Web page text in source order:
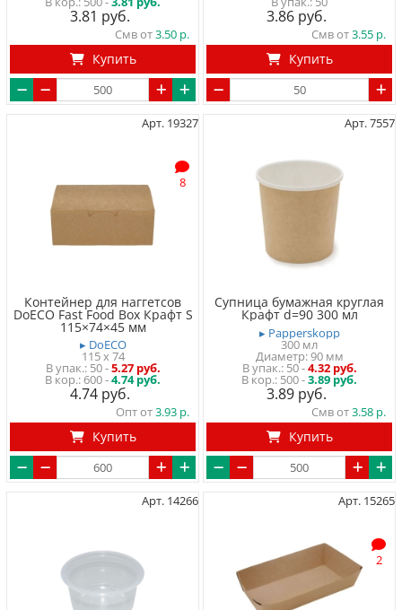
3.81
Смв от3.50
Купить
3.86
Смв от3.55
Купить
Арт. 19327
8
Контейнер для наггетсов
DoECO Fast Food Box Крафт S
115×74×45 мм
▸ DoECO
115 x 74
50-5.27 руб.
600 -4.74 руб.
4.74
Опт от3.93
Купить
Арт. 7557
Супница бумажная круглая
Крафт d=90 300 мл
▸ Papperskopp
300 мл
Диаметр: 90 мм
50-4.32 руб.
500 -3.89 руб.
3.89
Смв от3.58
Купить
Арт. 14266 Арт. 15265
2